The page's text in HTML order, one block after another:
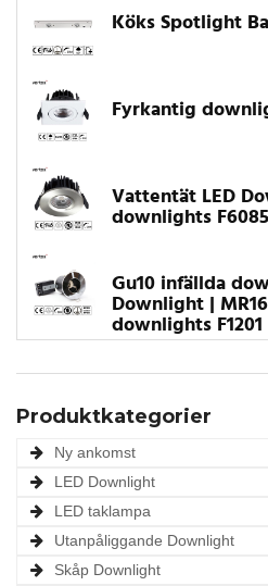
Köks Spotlight
Fyrkantig
Vattentät LED
downlights
Gu10 infällda
Downlight |
downlights F1201
Produktkategorier
Ny ankomst
LED Downlight
LED taklampa
Utanpåliggande Downlight
Skåp Downlight